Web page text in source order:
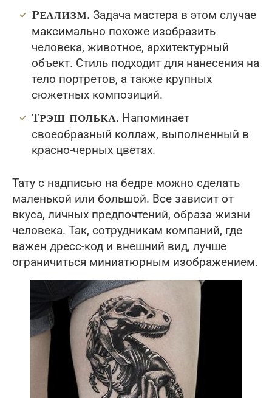
Реализм. Задача мастера в этом случае
максимально похоже изобразить
человека, животное, архитектурный
объект. Стиль подходит для нанесения на
тело портретов, а также крупных
сюжетных композиций.
Трэш-полька. Напоминает
своеобразный коллаж, выполненный в
красно-черных цветах.
Тату с надписью на бедре можно сделать
маленькой или большой. Все зависит от
вкуса, личных предпочтений, образа жизни
человека. Так, сотрудникам компаний, где
важен дресс-код и внешний вид, лучше
ограничиться миниатюрным изображением.